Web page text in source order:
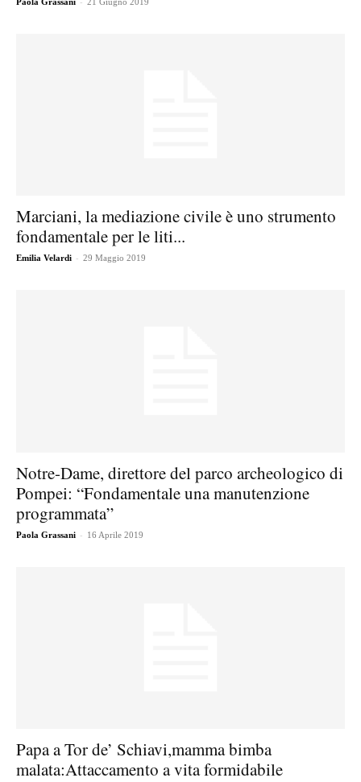
Marciani, la mediazione civile è uno strumento
fondamentale per le liti...
Emilia Velardi - 29 Maggio 2019
Notre-Dame, direttore del parco archeologico di
Pompei: “Fondamentale una manutenzione
programmata”
Paola Grassani - 16 Aprile 2019
Papa a Tor de’ Schiavi,mamma bimba
malata:Attaccamento a vita formidabile